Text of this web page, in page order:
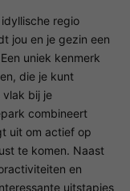
regio
jou en je gezin een
uniek kenmerk
die je kunt
vlak bij je
combineert
uit om actief op
te komen. Naast
en
uitstapjes